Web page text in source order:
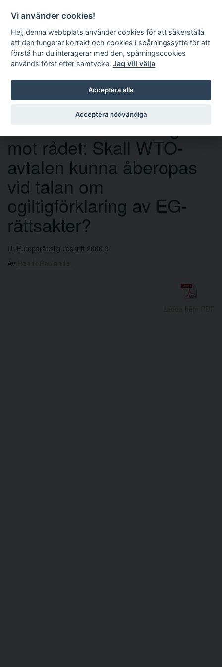
Sök
mot rådet: Skall WTO-
avtalen kunna åberopas
vid talan om
ogiltigförklaring av EG-
rättsakter?
Ur Europarättslig tidskrift 2000 3
Av
Vi använder cookies!
Hej, denna webbplats använder cookies för att säkerställa
att den fungerar korrekt och cookies i spårningssyfte för att
förstå hur du interagerar med den, spårningscookies
används först efter samtycke.Jag vill välja
Acceptera alla
Acceptera nödvändiga